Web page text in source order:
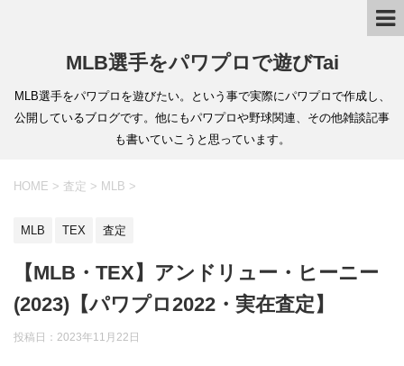
MLB選手をパワプロで遊びTai
MLB選手をパワプロを遊びたい。という事で実際にパワプロで作成し、
公開しているブログです。他にもパワプロや野球関連、その他雑談記事
も書いていこうと思っています。
HOME > 査定 > MLB >
MLB TEX 査定
【MLB・TEX】アンドリュー・ヒーニー
(2023)【パワプロ2022・実在査定】
投稿日： 2023年11月22日